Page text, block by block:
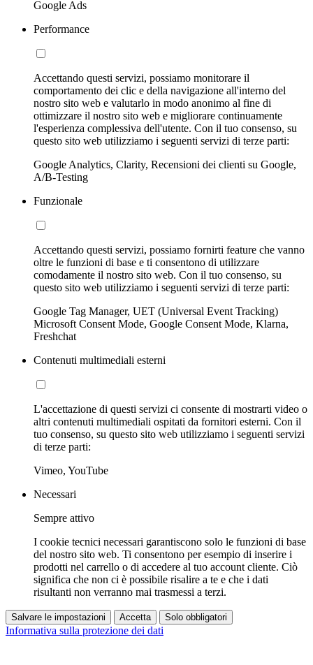
Google Ads
Performance
Accettando questi servizi, possiamo monitorare il
comportamento dei clic e della navigazione all'interno del
nostro sito web e valutarlo in modo anonimo al fine di
ottimizzare il nostro sito web e migliorare continuamente
l'esperienza complessiva dell'utente. Con il tuo consenso, su
questo sito web utilizziamo i seguenti servizi di terze parti:
Google Analytics, Clarity, Recensioni dei clienti su Google,
A/B-Testing
Funzionale
Accettando questi servizi, possiamo fornirti feature che vanno
oltre le funzioni di base e ti consentono di utilizzare
comodamente il nostro sito web. Con il tuo consenso, su
questo sito web utilizziamo i seguenti servizi di terze parti:
Google Tag Manager, UET (Universal Event Tracking)
Microsoft Consent Mode, Google Consent Mode, Klarna,
Freshchat
Contenuti multimediali esterni
L'accettazione di questi servizi ci consente di mostrarti video o
altri contenuti multimediali ospitati da fornitori esterni. Con il
tuo consenso, su questo sito web utilizziamo i seguenti servizi
di terze parti:
Vimeo, YouTube
Necessari
Sempre attivo
I cookie tecnici necessari garantiscono solo le funzioni di base
del nostro sito web. Ti consentono per esempio di inserire i
prodotti nel carrello o di accedere al tuo account cliente. Ciò
significa che non ci è possibile risalire a te e che i dati
risultanti non verranno mai trasmessi a terzi.
Salvare le impostazioni Accetta Solo obbligatori
Informativa sulla protezione dei dati